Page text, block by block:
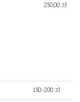
250,00 zł
150-200 zł